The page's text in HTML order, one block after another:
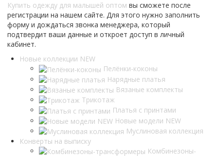
Купить одежду для малышей оптом вы сможете после
регистрации на нашем сайте. Для этого нужно заполнить
форму и дождаться звонка менеджера, который
подтвердит ваши данные и откроет доступ в личный
кабинет.
Новые коллекции NEW
Пелёнки-коконы
Нарядные платья
Вязаные комплекты
Трикотаж
Платья с принтами
Новые модели NEW
Муслиновая коллекция
Конверты на выписку
Комбинезоны-